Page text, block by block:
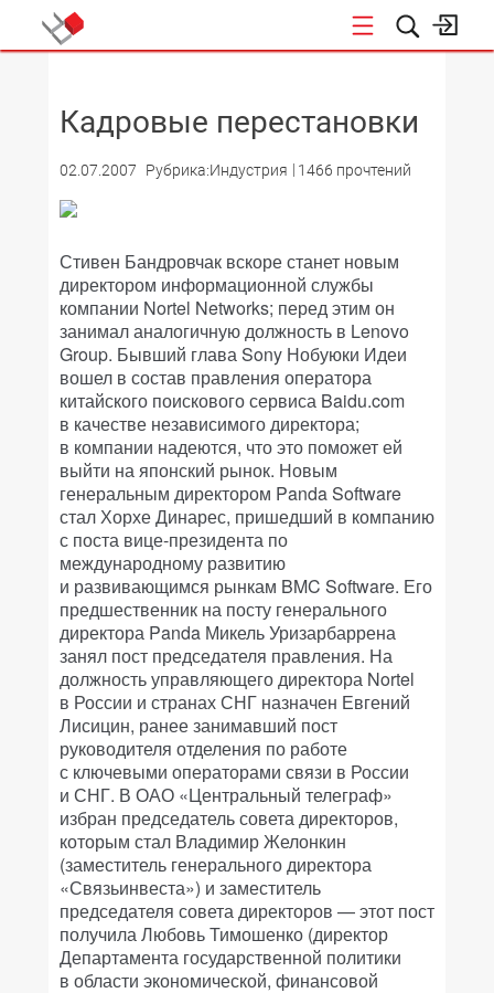
Кадровые перестановки
02.07.2007 Рубрика:Индустрия 1466 прочтений
Стивен Бандровчак вскоре станет новым
директором информационной службы
компании Nortel Networks; перед этим он
занимал аналогичную должность в Lenovo
Group. Бывший глава Sony Нобуюки Идеи
вошел в состав правления оператора
китайского поискового сервиса Baidu.com
в качестве независимого директора;
в компании надеются, что это поможет ей
выйти на японский рынок. Новым
генеральным директором Panda Software
стал Хорхе Динарес, пришедший в компанию
с поста вице-президента по
международному развитию
и развивающимся рынкам BMC Software. Его
предшественник на посту генерального
директора Panda Микель Уризарбаррена
занял пост председателя правления. На
должность управляющего директора Nortel
в России и странах СНГ назначен Евгений
Лисицин, ранее занимавший пост
руководителя отделения по работе
с ключевыми операторами связи в России
и СНГ. В ОАО «Центральный телеграф»
избран председатель совета директоров,
которым стал Владимир Желонкин
(заместитель генерального директора
«Связьинвеста») и заместитель
председателя совета директоров — этот пост
получила Любовь Тимошенко (директор
Департамента государственной политики
в области экономической, финансовой